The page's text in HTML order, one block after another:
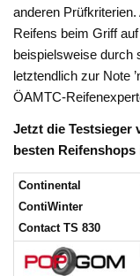
anderen
Reifens beim Griff
beispielsweise durch
letztendlich zur Note
ÖAMTC-
Jetzt die Testsieger
besten
Continental
ContiWinter
Contact TS 830